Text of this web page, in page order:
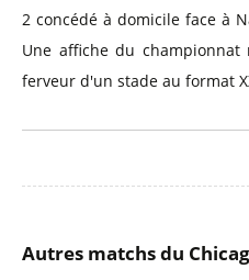
2 concédé à domicile face à
Une affiche du
ferveur d'un stade au format
Autres matchs du